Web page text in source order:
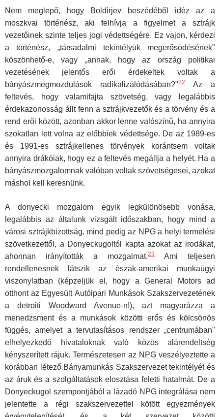
Nem meglepő, hogy Boldirjev beszédéből idéz az a
moszkvai tör­ténész, aki felhívja a figyelmet a sztrájk
vezetőinek szinte teljes jogi védettségére. Ez vajon, kérdezi
a történész, „társadalmi tekintélyük megerősödésének"
köszönhető-e, vagy „annak, hogy az ország politikai
vezetésének jelentős erői érdekeltek voltak a
bányászmegmozdulások radikalizálódásában?"22
Az a
feltevés, hogy valamifajta szövetség, vagy legalábbis
érdekazonosság állt fenn a sztrájkvezetők és a törvény és a
rend erői között, azonban akkor lenne valószínű, ha annyira
szokatlan lett volna az előbbiek védettsége. De az 1989-es
és 1991-es sztrájkellenes törvények korántsem voltak
annyira drákóiak, hogy ez a feltevés meg­állja a helyét. Ha a
bányászmozgalomnak valóban voltak szövetségesei, azokat
máshol kell keresnünk.
A donyecki mozgalom egyik legkülönösebb vonása,
legalábbis az általunk vizsgált időszakban, hogy mind a
városi sztrájkbizottság, mind pedig az NPG a helyi termelési
szövetkezettől, a Donyeckugoltól kapta azokat az irodákat,
ahonnan irányították a mozgalmat.23
Ami teljesen
rendellenesnek látszik az észak-amerikai munkaügyi
viszonylatban (képzeljük el, hogy a General Motors ad
otthont az Egyesült Autóipari Munkások Szakszervezetének
a detroiti Woodward Avenue-n!), azt magyarázza a
menedzsment és a munkások közötti erős és kölcsönös
függés, amelyet a tervutasításos rendszer „centrumában"
elhelyezkedő hivataloknak való közös alárendeltség
kényszerített rájuk. Természetesen az NPG veszélyeztette a
korábban létező Bányamunkás Szakszervezet tekintélyét és
az áruk és a szolgáltatások elosztása feletti hatalmát. De a
Donyeckugol szempontjából a lázadó NPG integrálása nem
jelentette a régi szakszervezettel kötött egyezmények